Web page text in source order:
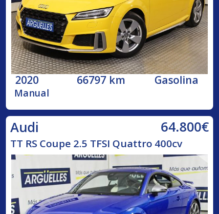
2020 66797 km Gasolina
Manual
Audi 64.800€
TT RS Coupe 2.5 TFSI Quattro 400cv